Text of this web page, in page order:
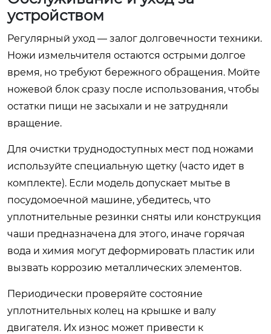
устройством
Регулярный уход — залог долговечности техники.
Ножи измельчителя остаются острыми долгое
время, но требуют бережного обращения. Мойте
ножевой блок сразу после использования, чтобы
остатки пищи не засыхали и не затрудняли
вращение.
Для очистки труднодоступных мест под ножами
используйте специальную щетку (часто идет в
комплекте). Если модель допускает мытье в
посудомоечной машине, убедитесь, что
уплотнительные резинки сняты или конструкция
чаши предназначена для этого, иначе горячая
вода и химия могут деформировать пластик или
вызвать коррозию металлических элементов.
Периодически проверяйте состояние
уплотнительных колец на крышке и валу
двигателя. Их износ может привести к